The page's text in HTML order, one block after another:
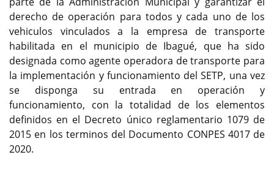
derecho de operación para todos y cada uno de los
vehiculos vinculados a la empresa de transporte
habilitada en el municipio de Ibagué, que ha sido
designada como agente operadora de transporte para
la implementación y funcionamiento del SETP, una vez
se disponga su entrada en operación y
funcionamiento, con la totalidad de los elementos
definidos en el Decreto único reglamentario 1079 de
2015 en los terminos del Documento CONPES 4017 de
2020.